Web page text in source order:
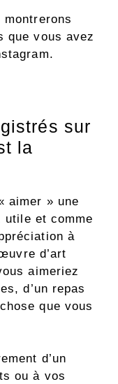
que vous avez
sur
la
aimer » une
et comme
à
d’art
aimeriez
d’un repas
que vous
d’un
ou à vos